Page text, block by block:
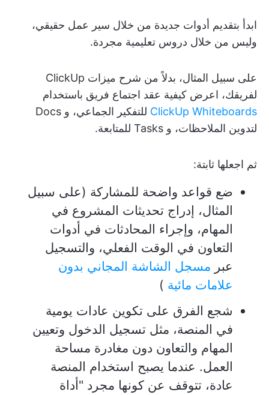
ابدأ بتقديم أدوات جديدة من خلال سير عمل حقيقي،
وليس من خلال دروس تعليمية مجردة.
على سبيل المثال، بدلاً من شرح ميزات ClickUp
لفريقك، اعرض كيفية عقد اجتماع فريق باستخدام
ClickUp Whiteboards
للتفكير الجماعي، و Docs
لتدوين الملاحظات، و Tasks للمتابعة.
ثم اجعلها ثابتة:
ضع قواعد واضحة للمشاركة (على سبيل
المثال، إدراج تحديثات المشروع في
المهام، وإجراء المحادثات في أدوات
التعاون في الوقت الفعلي، والتسجيل
عبر مسجل الشاشة المجاني بدون
علامات مائية )
شجع الفرق على تكوين عادات يومية
في المنصة، مثل تسجيل الدخول وتعيين
المهام والتعاون دون مغادرة مساحة
العمل. عندما يصبح استخدام المنصة
عادة، تتوقف عن كونها مجرد "أداة